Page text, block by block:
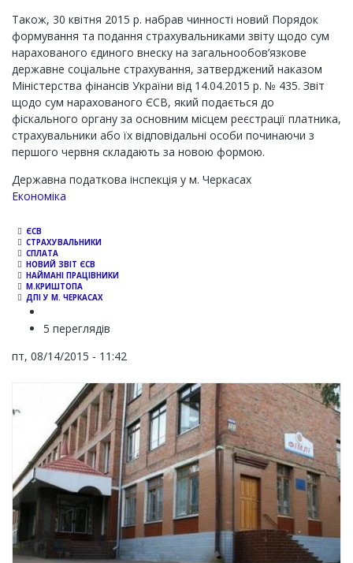
Також, 30 квітня 2015 р. набрав чинності новий Порядок
формування та подання страхувальниками звіту щодо сум
нарахованого єдиного внеску на загальнообов’язкове
державне соціальне страхування, затверджений наказом
Міністерства фінансів України від 14.04.2015 р. № 435. Звіт
щодо сум нарахованого ЄСВ, який подається до
фіскального органу за основним місцем реєстрації платника,
страхувальники або їх відповідальні особи починаючи з
першого червня складають за новою формою.
Державна податкова інспекція у м. Черкасах
Економіка
ЄСВ
СТРАХУВАЛЬНИКИ
СПЛАТА
НОВИЙ ЗВІТ ЄСВ
НАЙМАНІ ПРАЦІВНИКИ
М.КРИШТОПА
ДПІ У М. ЧЕРКАСАХ
5 переглядів
пт, 08/14/2015 - 11:42